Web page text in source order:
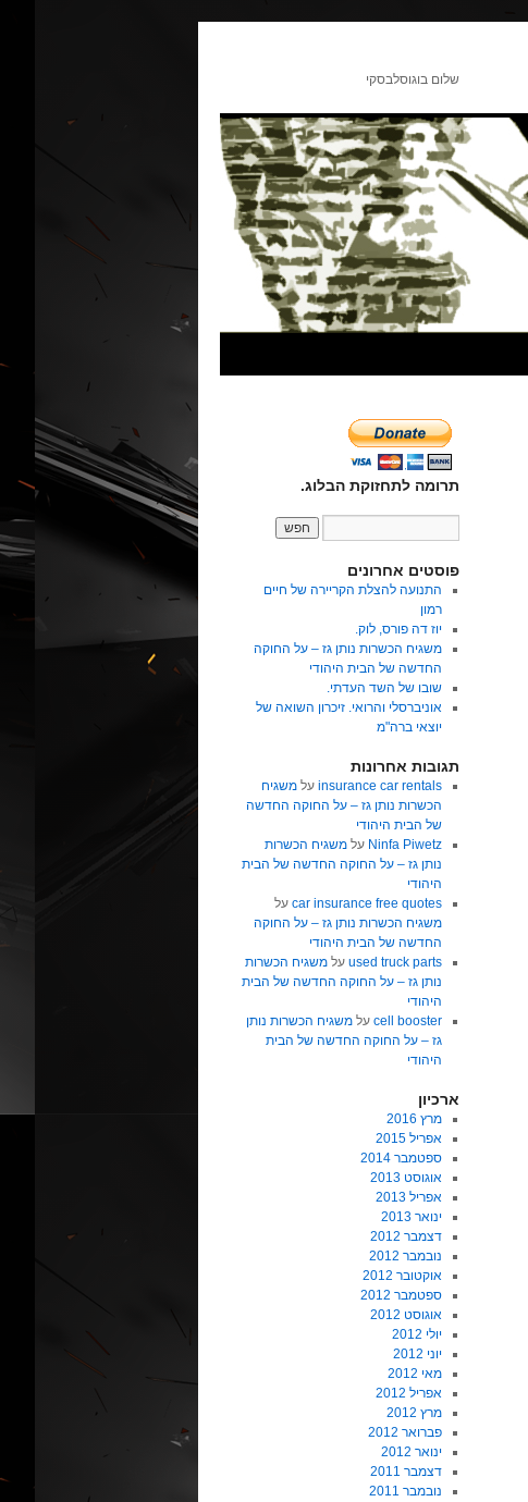
שלום בוגוסלבסקי
תרומה לתחזוקת הבלוג.
פוסטים אחרונים
התנועה להצלת הקריירה של חיים
רמון
יוז דה פורס, לוק.
משגיח הכשרות נותן גז – על החוקה
החדשה של הבית היהודי
שובו של השד העדתי.
אוניברסלי והרואי. זיכרון השואה של
יוצאי ברה"מ
תגובות אחרונות
insurance car rentalsעל משגיח
הכשרות נותן גז – על החוקה החדשה
של הבית היהודי
Ninfa Piwetz על משגיח הכשרות
נותן גז – על החוקה החדשה של הבית
היהודי
car insurance free quotesעל
משגיח הכשרות נותן גז – על החוקה
החדשה של הבית היהודי
used truck partsעל משגיח הכשרות
נותן גז – על החוקה החדשה של הבית
היהודי
cell boosterעל משגיח הכשרות נותן
גז – על החוקה החדשה של הבית
היהודי
ארכיון
מרץ 2016
אפריל 2015
ספטמבר 2014
אוגוסט 2013
אפריל 2013
ינואר 2013
דצמבר 2012
נובמבר 2012
אוקטובר 2012
ספטמבר 2012
אוגוסט 2012
יולי 2012
יוני 2012
מאי 2012
אפריל 2012
מרץ 2012
פברואר 2012
ינואר 2012
דצמבר 2011
נובמבר 2011